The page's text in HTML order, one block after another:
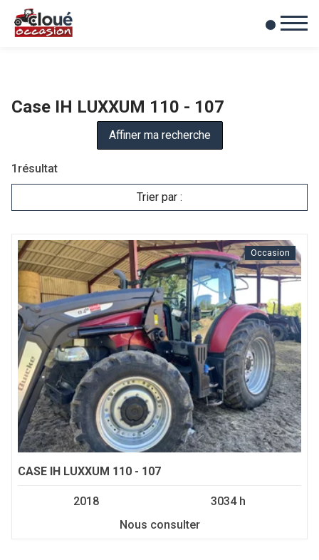
Mes favoris
0
Case IH LUXXUM 110 - 107
1 résultat
Trier par :
Affiner ma recherche
Occasion
CASE IH LUXXUM 110 - 107
2018
3034 h
Nous consulter